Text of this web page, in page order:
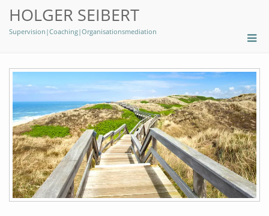
HOLGER SEIBERT
Supervision|Coaching|Organisationsmediation